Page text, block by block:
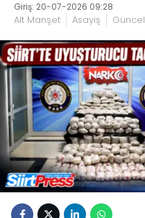
Giriş: 20-07-2026 09:28
Alt Manşet Asayiş Güncel